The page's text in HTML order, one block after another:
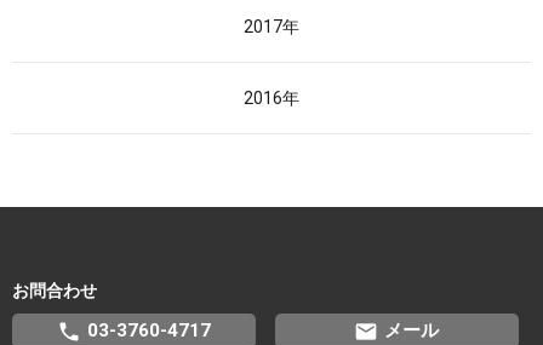
2017年
2016年
お問合わせ
phone 03-3760-4717 email メール